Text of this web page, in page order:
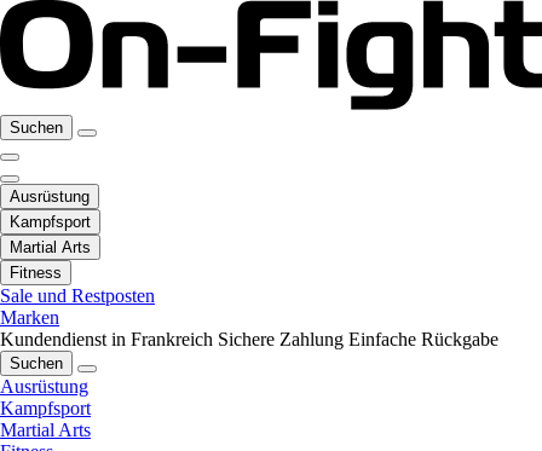
Suchen
Ausrüstung
Kampfsport
Martial Arts
Fitness
Sale und Restposten
Marken
Kundendienst in Frankreich Sichere Zahlung Einfache Rückgabe
Suchen
Ausrüstung
Kampfsport
Martial Arts